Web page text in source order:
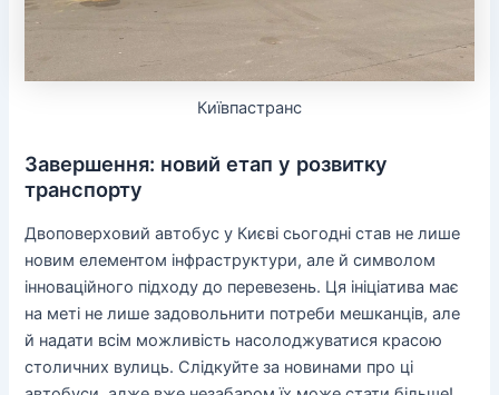
Київпастранс
Завершення: новий етап у розвитку
транспорту
Двоповерховий автобус у Києві сьогодні став не лише
новим елементом інфраструктури, але й символом
інноваційного підходу до перевезень. Ця ініціатива має
на меті не лише задовольнити потреби мешканців, але
й надати всім можливість насолоджуватися красою
столичних вулиць. Слідкуйте за новинами про ці